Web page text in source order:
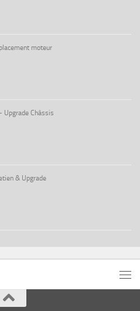
moteur
Upgrade Châssis
& Upgrade